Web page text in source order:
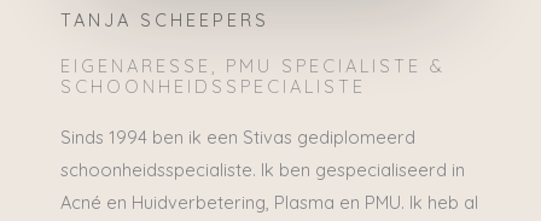
TANJA SCHEEPERS
EIGENARESSE, PMU SPECIALISTE &
SCHOONHEIDSSPECIALISTE
Sinds 1994 ben ik een Stivas gediplomeerd
schoonheidsspecialiste. Ik ben gespecialiseerd in
Acné en Huidverbetering, Plasma en PMU. Ik heb al